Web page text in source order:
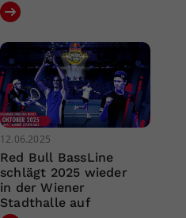
12.06.2025
Red Bull BassLine
schlägt 2025 wieder
in der Wiener
Stadthalle auf